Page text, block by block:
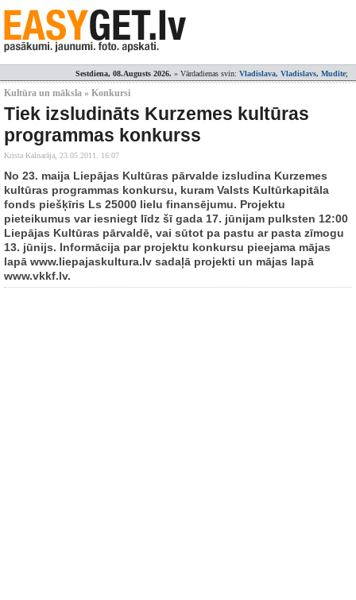
Sestdiena, 08.Augusts 2026. » Vārdadienas svin: Vladislava, Vladislavs, Mudīte;
Kultūra un māksla » Konkursi
Tiek izsludināts Kurzemes kultūras
programmas konkurss
Krista Kalnarāja, 23.05.2011. 16:07
No 23. maija Liepājas Kultūras pārvalde izsludina Kurzemes
kultūras programmas konkursu, kuram Valsts Kultūrkapitāla
fonds piešķīris Ls 25000 lielu finansējumu. Projektu
pieteikumus var iesniegt līdz šī gada 17. jūnijam pulksten 12:00
Liepājas Kultūras pārvaldē, vai sūtot pa pastu ar pasta zīmogu
13. jūnijs. Informācija par projektu konkursu pieejama mājas
lapā www.liepajaskultura.lv sadaļā projekti un mājas lapā
www.vkkf.lv.